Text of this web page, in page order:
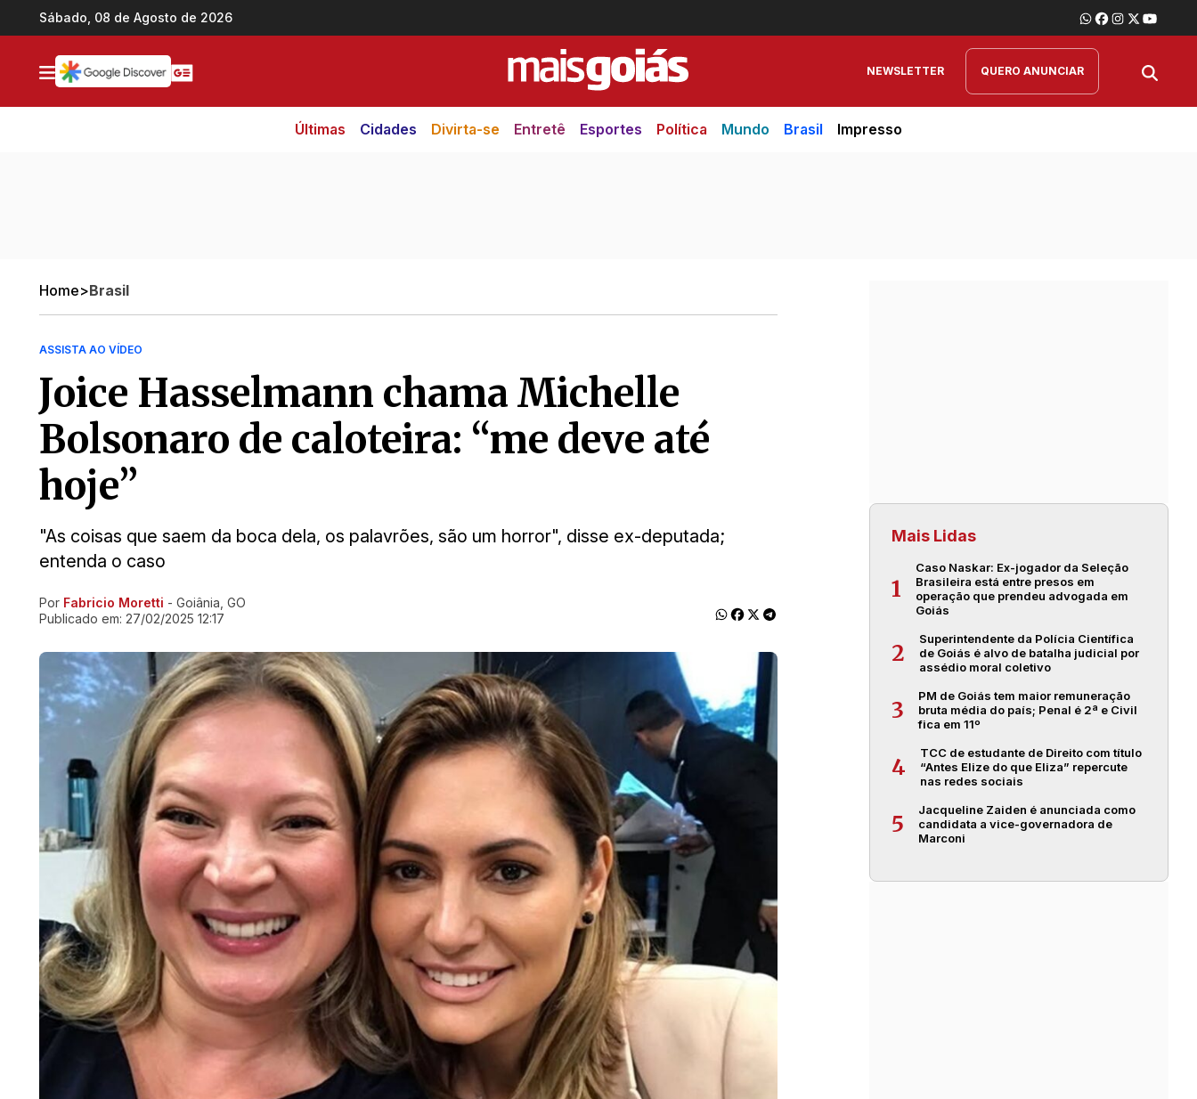
Ir direto pro conteúdo
Sábado, 08 de Agosto de 2026
NEWSLETTER QUERO ANUNCIAR
Últimas Cidades Divirta-se Entretê Esportes Política Mundo Brasil Impresso
Home>Brasil
ASSISTA AO VÍDEO
Joice Hasselmann chama Michelle
Bolsonaro de caloteira: “me deve até
hoje”
"As coisas que saem da boca dela, os palavrões, são um horror", disse ex-deputada;
entenda o caso
Ir direto pra matéria
Por Fabricio Moretti - Goiânia, GO
Publicado em: 27/02/2025 12:17
Mais Lidas
1
Caso Naskar: Ex-jogador da Seleção
Brasileira está entre presos em
operação que prendeu advogada em
Goiás
2
Superintendente da Polícia Científica
de Goiás é alvo de batalha judicial por
assédio moral coletivo
3
PM de Goiás tem maior remuneração
bruta média do país; Penal é 2ª e Civil
fica em 11º
4
TCC de estudante de Direito com título
“Antes Elize do que Eliza” repercute
nas redes sociais
5
Jacqueline Zaiden é anunciada como
candidata a vice-governadora de
Marconi